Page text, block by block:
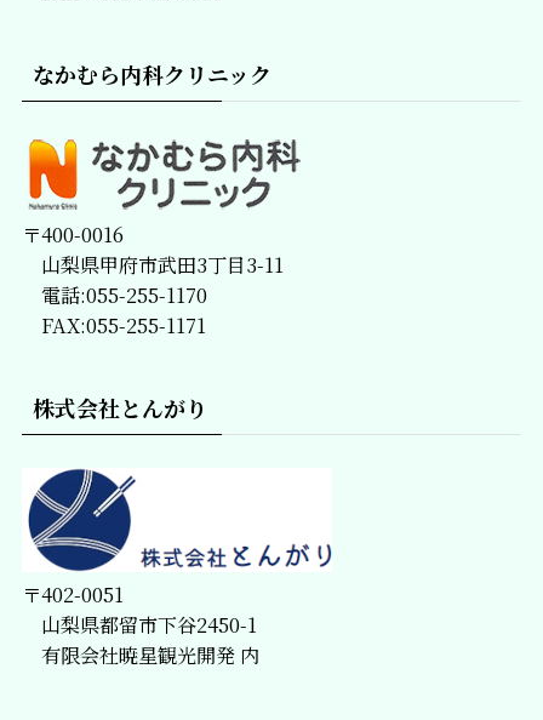
なかむら内科クリニック
〒400-0016
山梨県甲府市武田3丁目3-11
電話:055-255-1170
FAX:055-255-1171
株式会社とんがり
〒402-0051
山梨県都留市下谷2450-1
有限会社暁星観光開発 内